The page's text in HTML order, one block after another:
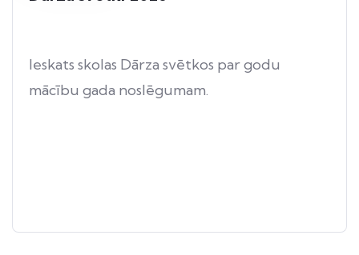
Ieskats skolas Dārza svētkos par godu
mācību gada noslēgumam.